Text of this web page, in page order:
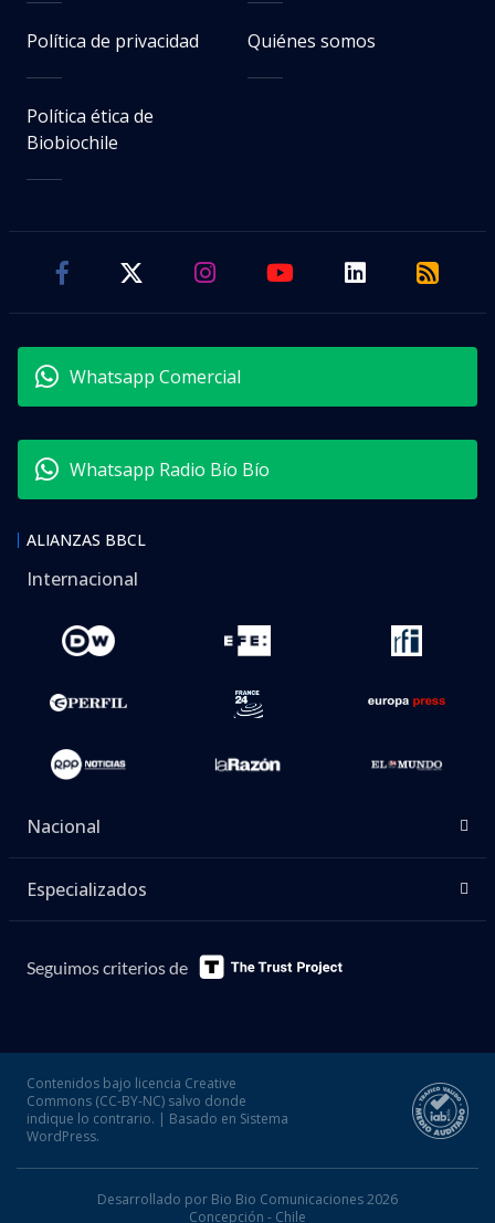
Política de privacidad Quiénes somos
Política ética de
Biobiochile
Whatsapp Comercial
Whatsapp Radio Bío Bío
ALIANZAS BBCL
Internacional
Nacional
Especializados
Seguimos criterios de
Contenidos bajo licencia Creative
Commons (CC-BY-NC) salvo donde
indique lo contrario. | Basado en Sistema
WordPress.
Desarrollado por Bio Bio Comunicaciones 2026
Concepción - Chile